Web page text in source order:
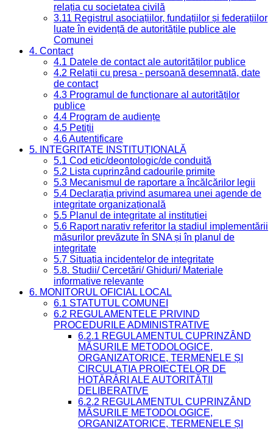
relația cu societatea civilă
3.11 Registrul asociațiilor, fundațiilor și federațiilor
luate în evidență de autoritățile publice ale
Comunei
4. Contact
4.1 Datele de contact ale autorităților publice
4.2 Relații cu presa - persoană desemnată, date
de contact
4.3 Programul de funcționare al autorităților
publice
4.4 Program de audiențe
4.5 Petiții
4.6 Autentificare
5. INTEGRITATE INSTITUȚIONALĂ
5.1 Cod etic/deontologic/de conduită
5.2 Lista cuprinzând cadourile primite
5.3 Mecanismul de raportare a încălcărilor legii
5.4 Declarația privind asumarea unei agende de
integritate organizațională
5.5 Planul de integritate al instituției
5.6 Raport narativ referitor la stadiul implementării
măsurilor prevăzute în SNA și în planul de
integritate
5.7 Situația incidentelor de integritate
5.8. Studii/ Cercetări/ Ghiduri/ Materiale
informative relevante
6. MONITORUL OFICIAL LOCAL
6.1 STATUTUL COMUNEI
6.2 REGULAMENTELE PRIVIND
PROCEDURILE ADMINISTRATIVE
6.2.1 REGULAMENTUL CUPRINZÂND
MĂSURILE METODOLOGICE,
ORGANIZATORICE, TERMENELE ȘI
CIRCULAȚIA PROIECTELOR DE
HOTĂRÂRI ALE AUTORITĂȚII
DELIBERATIVE
6.2.2 REGULAMENTUL CUPRINZÂND
MĂSURILE METODOLOGICE,
ORGANIZATORICE, TERMENELE ȘI